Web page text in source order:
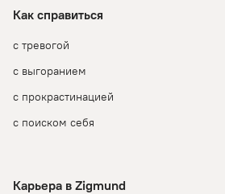
Как справиться
с тревогой
с выгоранием
с прокрастинацией
с поиском себя
Карьера в Zigmund